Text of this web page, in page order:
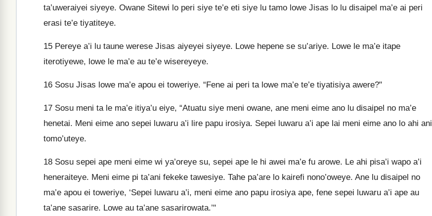
ta’uweraiyei siyeye. Owane Sitewi lo peri siye te’e eti siye lu tamo lowe Jisas lo lu disaipel ma’e ai peri
erasi te’e tiyatiteye.
15 Pereye a’i lu taune werese Jisas aiyeyei siyeye. Lowe hepene se su’ariye. Lowe le ma’e itape
iterotiyewe, lowe le ma’e au te’e wisereyeye.
16 Sosu Jisas lowe ma’e apou ei toweriye. “Fene ai peri ta lowe ma’e te’e tiyatisiya awere?"
17 Sosu meni ta le ma’e itiya’u eiye, “Atuatu siye meni owane, ane meni eime ano lu disaipel no ma’e
henetai. Meni eime ano sepei luwaru a’i lire papu irosiya. Sepei luwaru a’i ape lai meni eime ano lo ahi ani
tomo’uteye.
18 Sosu sepei ape meni eime wi ya’oreye su, sepei ape le hi awei ma’e fu arowe. Le ahi pisa’i wapo a’i
heneraiteye. Meni eime pi ta’ani fekeke tawesiye. Tahe pa’are lo kairefi nono’oweye. Ane lu disaipel no
ma’e apou ei toweriye, ‘Sepei luwaru a’i, meni eime ano papu irosiya ape, fene sepei luwaru a’i ape au
ta’ane sasarire. Lowe au ta’ane sasarirowata.’"